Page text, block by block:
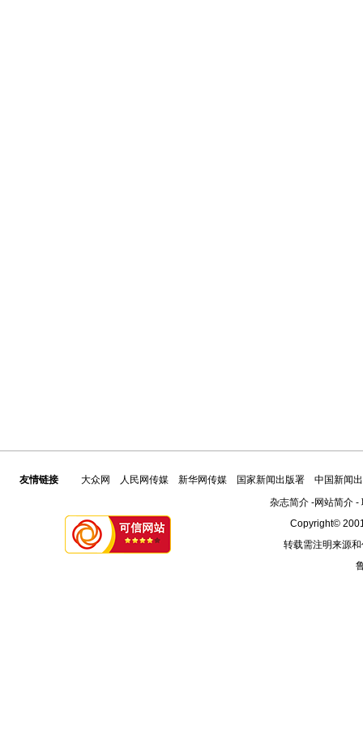
友情链接 大众网 人民网传媒 新华网传媒 国家新闻出版署
中国新闻
杂志简介-网站简介-
Copyright©
转载需注明来源